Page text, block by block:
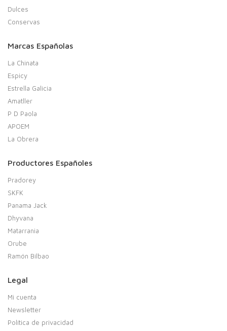
Dulces
Conservas
Marcas Españolas
La Chinata
Espicy
Estrella Galicia
Amatller
P D Paola
APOEM
La Obrera
Productores Españoles
Pradorey
SKFK
Panama Jack
Dhyvana
Matarrania
Orube
Ramón Bilbao
Legal
Mi cuenta
Newsletter
Política de privacidad